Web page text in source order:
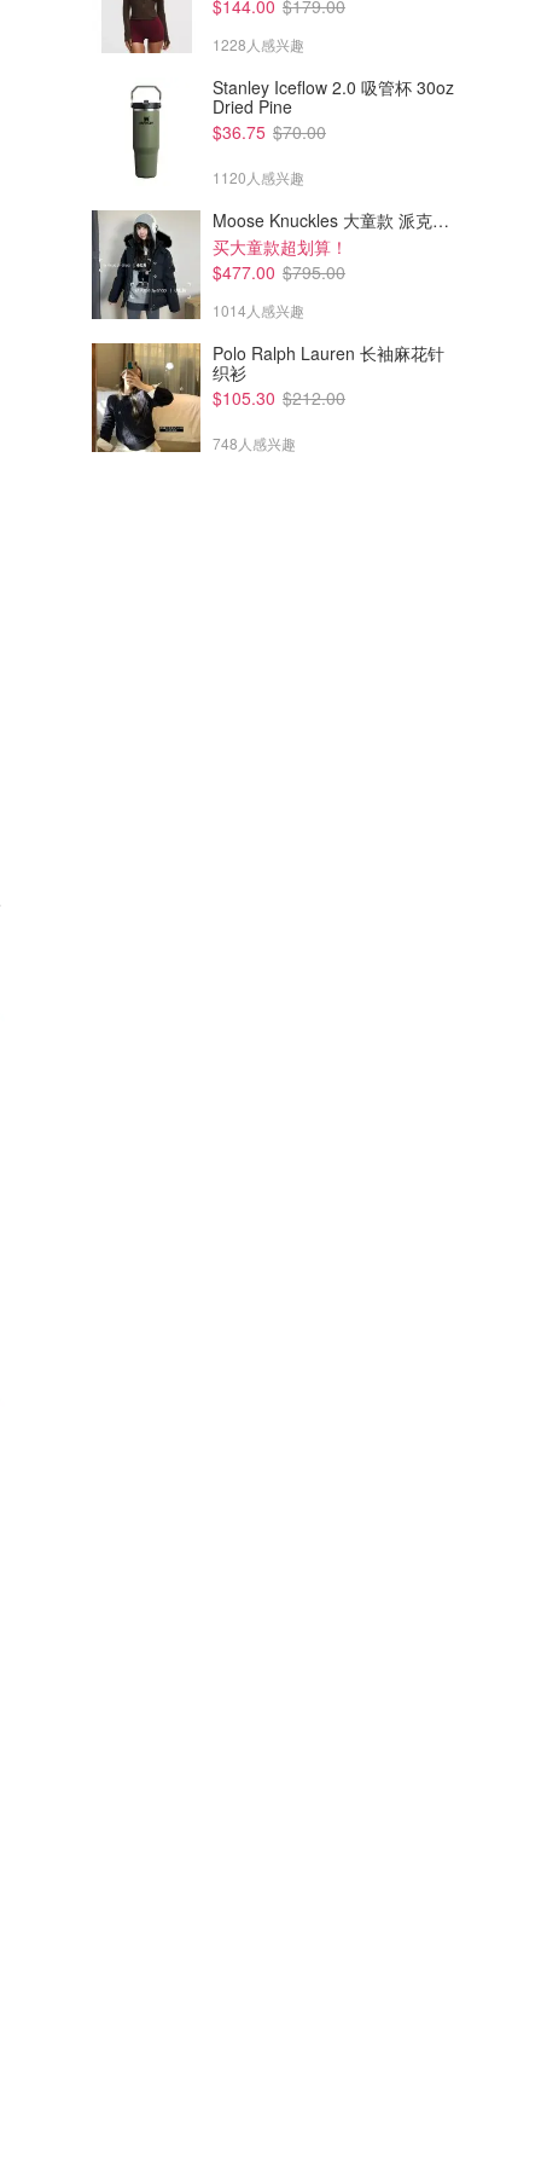
$144.00 $179.00
1228人感兴趣
Stanley Iceflow 2.0 吸管杯 30oz
Dried Pine
$36.75 $70.00
1120人感兴趣
Moose Knuckles 大童款 派克羽绒服
买大童款超划算！
$477.00 $795.00
1014人感兴趣
Polo Ralph Lauren 长袖麻花针
织衫
$105.30 $212.00
748人感兴趣